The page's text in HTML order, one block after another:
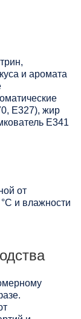
и аромата
Е327), жир
Е341
от
и влажности